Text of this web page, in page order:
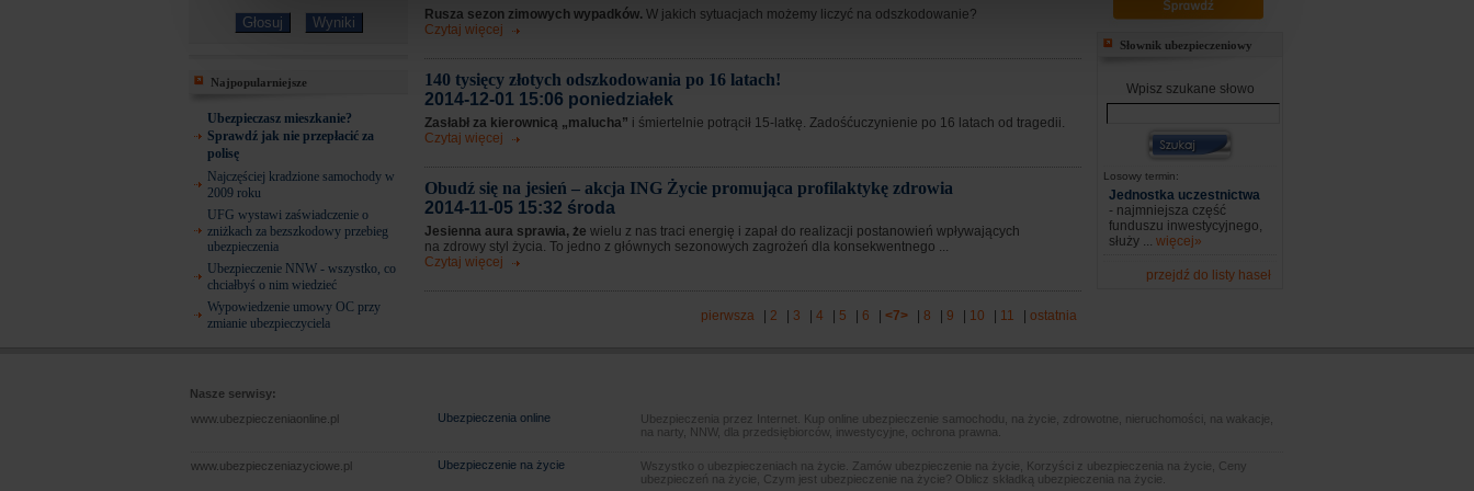
Najpopularniejsze
Ubezpieczasz mieszkanie?
Sprawdź jak nie przepłacić za
polisę
Najczęściej kradzione samochody w
2009 roku
UFG wystawi zaświadczenie o
zniżkach za bezszkodowy przebieg
ubezpieczenia
Ubezpieczenie NNW - wszystko, co
chciałbyś o nim wiedzieć
Wypowiedzenie umowy OC przy
zmianie ubezpieczyciela
Rusza sezon zimowych wypadków. W jakich sytuacjach możemy liczyć na odszkodowanie?
Czytaj więcej
140 tysięcy złotych odszkodowania po 16 latach!
2014-12-01 15:06 poniedziałek
Zasłabł za kierownicą „malucha” i śmiertelnie potrącił 15-latkę. Zadośćuczynienie po 16 latach od tragedii.
Czytaj więcej
Obudź się na jesień – akcja ING Życie promująca profilaktykę zdrowia
2014-11-05 15:32 środa
Jesienna aura sprawia, że wielu z nas traci energię i zapał do realizacji postanowień wpływających
na zdrowy styl życia. To jedno z głównych sezonowych zagrożeń dla konsekwentnego ...
Czytaj więcej
pierwsza 2 3 4 5 6 <7> 8 9 10 11 ostatnia
Słownik ubezpieczeniowy
Wpisz szukane słowo
Losowy termin:
Jednostka uczestnictwa
- najmniejsza część
funduszu inwestycyjnego,
służy ... więcej»
przejdź do listy haseł
Nasze serwisy:
www.ubezpieczeniaonline.pl
Ubezpieczenia online
Ubezpieczenia przez Internet. Kup online ubezpieczenie samochodu, na życie, zdrowotne, nieruchomości, na wakacje,
na narty, NNW, dla przedsiębiorców, inwestycyjne, ochrona prawna.
www.ubezpieczeniazyciowe.pl Ubezpieczenie na życie
Wszystko o ubezpieczeniach na życie. Zamów ubezpieczenie na życie, Korzyści z ubezpieczenia na życie, Ceny
ubezpieczeń na życie, Czym jest ubezpieczenie na życie? Oblicz składką ubezpieczenia na życie.